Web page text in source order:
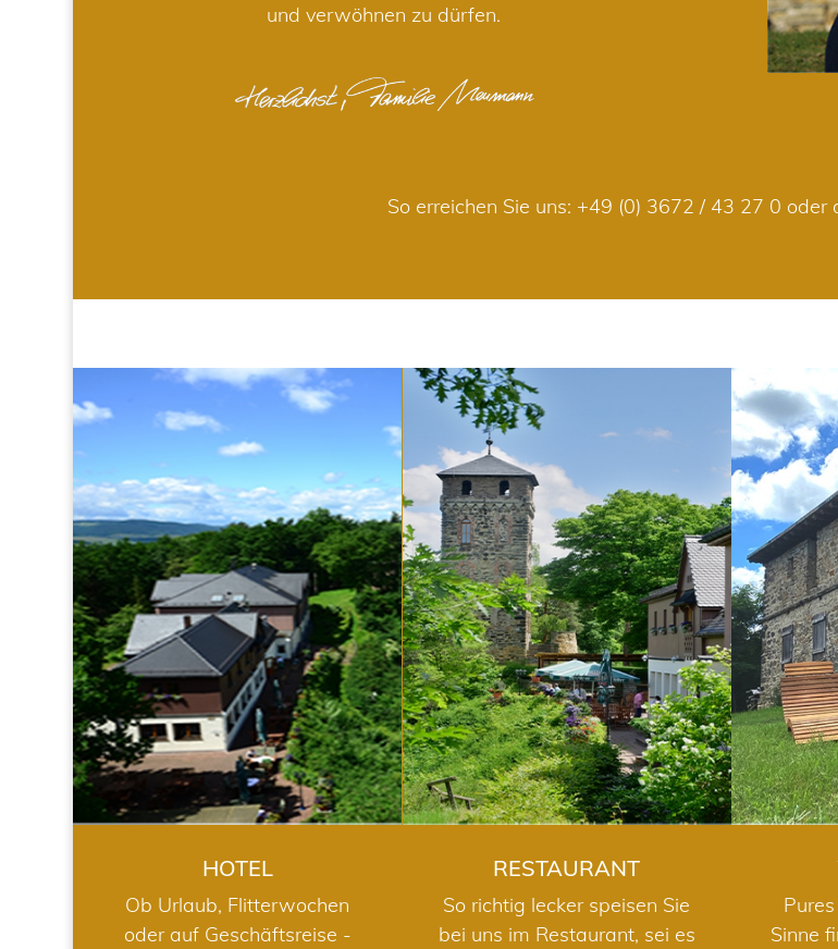
und verwöhnen zu dürfen.
So erreichen Sie uns: +49 (0) 3672 / 43 27 0 oder
HOTEL
HOTEL
Ob Urlaub, Flitterwochen
oder auf Geschäftsreise -
RESTAURANT
RESTAURANT
So richtig lecker speisen Sie
bei uns im Restaurant, sei es
Sinne